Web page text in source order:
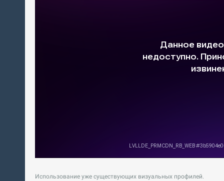
Использование уже существующих визуальных профилей.